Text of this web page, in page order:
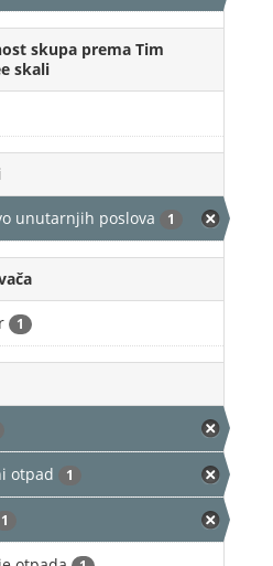
skupa prema Tim
skali
unutarnjih poslova 1
1
otpad 1
1